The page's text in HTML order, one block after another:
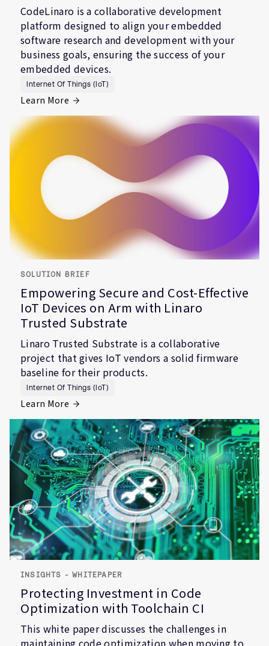
CodeLinaro is a collaborative development
platform designed to align your embedded
software research and development with your
business goals, ensuring the success of your
embedded devices.
Internet Of Things (IoT)
Learn More
SOLUTION BRIEF
Empowering Secure and Cost-Effective
IoT Devices on Arm with Linaro
Trusted Substrate
Linaro Trusted Substrate is a collaborative
project that gives IoT vendors a solid firmware
baseline for their products.
Internet Of Things (IoT)
Learn More
INSIGHTS - WHITEPAPER
Protecting Investment in Code
Optimization with Toolchain CI
This white paper discusses the challenges in
maintaining code optimization when moving to